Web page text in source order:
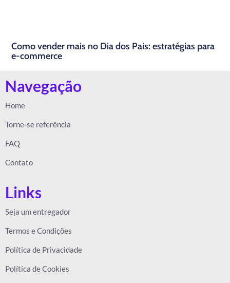
Como vender mais no Dia dos Pais: estratégias para
e-commerce
Navegação
Home
Torne-se referência
FAQ
Contato
Links
Seja um entregador
Termos e Condições
Política de Privacidade
Política de Cookies